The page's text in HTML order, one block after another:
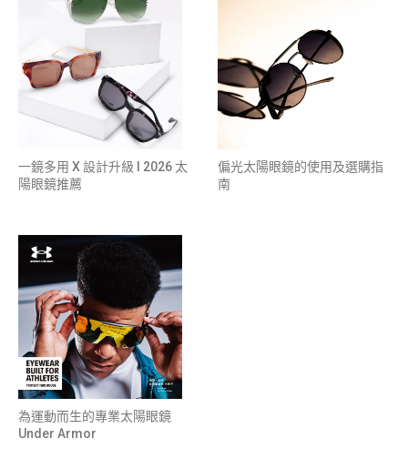
一鏡多用 X 設計升級 l 2026 太
陽眼鏡推薦
偏光太陽眼鏡的使用及選購指
南
為運動而生的專業太陽眼鏡
Under Armor